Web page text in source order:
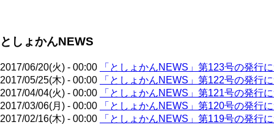
送
としょかんNEWS
2017/06/20(火) - 00:00
「としょかんNEWS」第123号の発行
2017/05/25(木) - 00:00
「としょかんNEWS」第122号の発行
2017/04/04(火) - 00:00
「としょかんNEWS」第121号の発行
2017/03/06(月) - 00:00
「としょかんNEWS」第120号の発行
2017/02/16(木) - 00:00
「としょかんNEWS」第119号の発行